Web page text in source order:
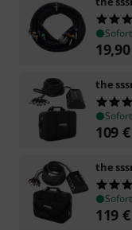
19,90
the
109 €
the
119 €